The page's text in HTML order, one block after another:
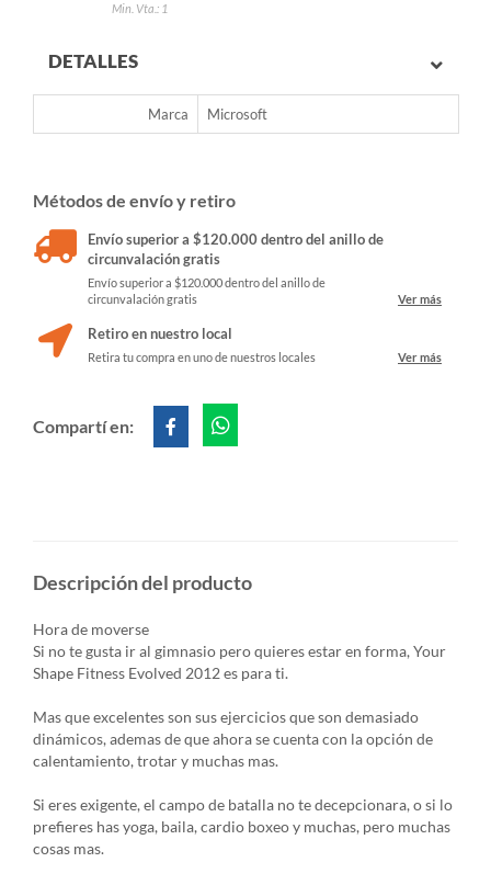
Min. Vta.: 1
DETALLES
Marca Microsoft
Métodos de envío y retiro
Envío superior a $120.000 dentro del anillo de
circunvalación gratis
Envío superior a $120.000 dentro del anillo de
circunvalación gratis
Ver más
Retiro en nuestro local
Retira tu compra en uno de nuestros locales Ver más
Compartí en:
Descripción del producto
Hora de moverse
Si no te gusta ir al gimnasio pero quieres estar en forma, Your
Shape Fitness Evolved 2012 es para ti.
Mas que excelentes son sus ejercicios que son demasiado
dinámicos, ademas de que ahora se cuenta con la opción de
calentamiento, trotar y muchas mas.
Si eres exigente, el campo de batalla no te decepcionara, o si lo
prefieres has yoga, baila, cardio boxeo y muchas, pero muchas
cosas mas.